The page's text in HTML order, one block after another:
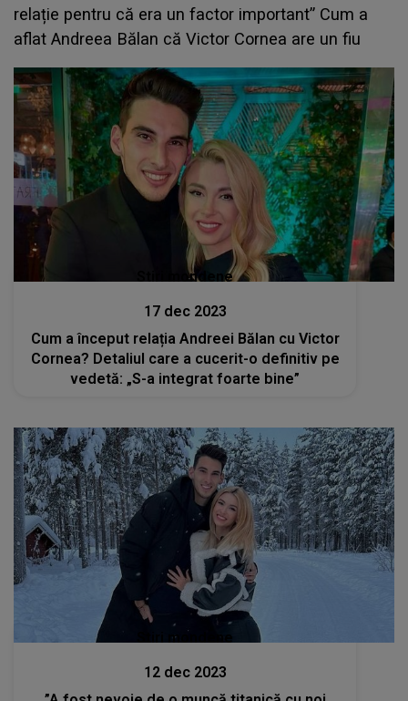
relație pentru că era un factor important” Cum a
aflat Andreea Bălan că Victor Cornea are un fiu
Stiri mondene
17 dec 2023
Cum a început relația Andreei Bălan cu Victor
Cornea? Detaliul care a cucerit-o definitiv pe
vedetă: „S-a integrat foarte bine”
Stiri mondene
12 dec 2023